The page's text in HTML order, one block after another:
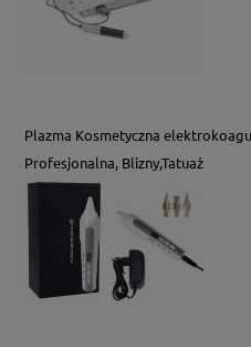
Plazma Kosmetyczna
Profesjonalna, Blizny,Tatuaż